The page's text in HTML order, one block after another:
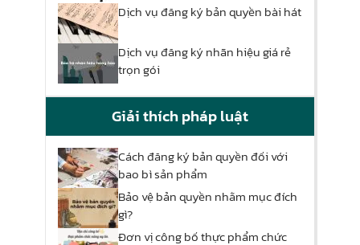
Dịch vụ đăng ký bản quyền bài hát
Dịch vụ đăng ký nhãn hiệu giá rẻ
trọn gói
Giải thích pháp luật
Cách đăng ký bản quyền đối với
bao bì sản phẩm
Bảo vệ bản quyền nhằm mục đích
gì?
Đơn vị công bố thực phẩm chức